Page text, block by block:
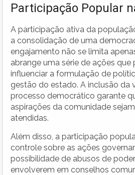
Participação Popular
A participação ativa da
a consolidação de uma
engajamento não se limita
abrange uma série de ações
influenciar a formulação de
gestão do estado. A inclusão da
processo democrático garante
aspirações da comunidade
atendidas.
Além disso, a participação
controle sobre as ações
possibilidade de abusos de
envolverem em conselhos